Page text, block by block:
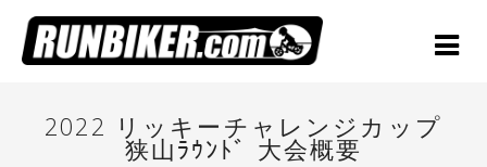
2022 リッキーチャレンジカップ
狭山ﾗｳﾝﾄﾞ 大会概要